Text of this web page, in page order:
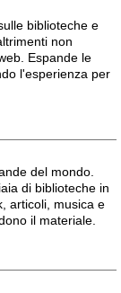
biblioteche e
non
Espande le
l'esperienza per
del mondo.
di biblioteche in
articoli, musica e
il materiale.